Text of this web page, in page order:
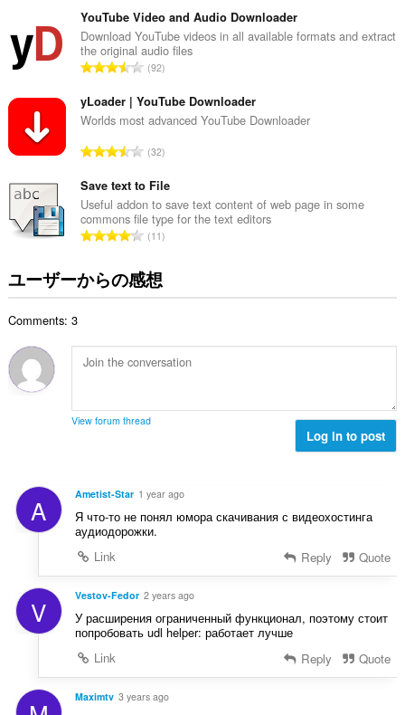
の
総
数
：
YouTube Video and Audio Downloader
Download YouTube videos in all available formats and extract
the original audio files
評
の
総
：
92
yLoader | YouTube Downloader
Worlds most advanced YouTube Downloader
評
の
総
数
：
32
Save text to File
Useful addon to save text content of web page in some
commons file type for the text editors
評
の
総
11
ユーザーからの感想
Comments: 3
View forum thread
Log in to post
A Ametist-Star 1 year ago
Я что-то не понял юмора скачивания с видеохостинга
аудиодорожки.
Link
Reply Quote
V Vestov-Fedor 2 years ago
У расширения ограниченный функционал, поэтому стоит
попробовать udl helper: работает лучше
Link
Reply Quote
Maximtv 3 years ago